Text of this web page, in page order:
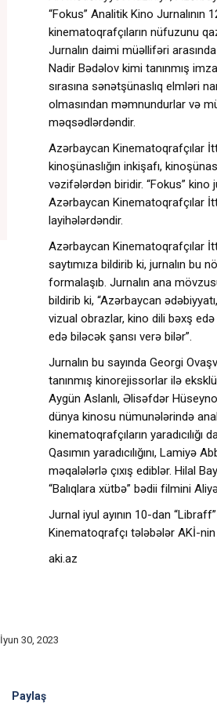
“Fokus” Analitik Kino
kinematoqrafçıların nüfuzunu
Jurnalın daimi müəllifəri
Nadir Bədəlov kimi tanınmış
sırasına sənətşünaslıq elmləri
olmasından məmnundurlar və
məqsədlərdəndir.
Azərbaycan Kinematoqrafçılar
kinoşünaslığın inkişafı,
vəzifələrdən biridir. “Fokus” kino
Azərbaycan Kinematoqrafçılar
layihələrdəndir.
Azərbaycan Kinematoqrafçılar
saytımıza bildirib ki, jurnalın bu
formalaşıb. Jurnalın ana
bildirib ki, “Azərbaycan
vizual obrazlar, kino dili bəxş
edə biləcək şansı verə bilər”.
Jurnalın bu sayında Georgi
tanınmış kinorejissorlar ilə
Aygün Aslanlı, Əlisəfdər
dünya kinosu nümunələrində
kinematoqrafçıların
Qasımın yaradıcılığını, Lamiyə
məqalələrlə çıxış ediblər. Hilal
“Balıqlara xütbə” bədii filmini
Jurnal iyul ayının 10-dan
Kinematoqrafçı tələbələr AKİ-
aki.az
İyun 30, 2023
Paylaş